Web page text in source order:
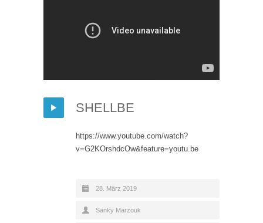
SHELLBE
https://www.youtube.com/watch?
v=G2KOrshdcOw&feature=youtu.be
28. März 2019
Sanky Marzouk